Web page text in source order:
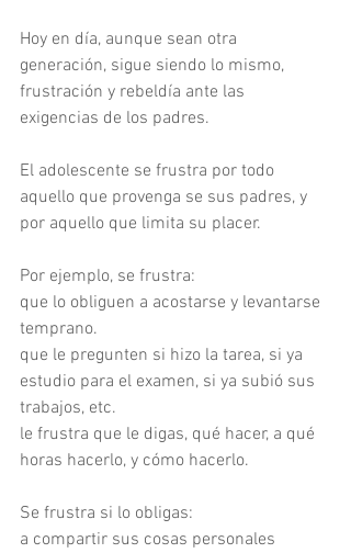
Hoy en día, aunque sean otra
generación, sigue siendo lo mismo,
frustración y rebeldía ante las
exigencias de los padres.
El adolescente se frustra por todo
aquello que provenga se sus padres, y
por aquello que limita su placer.
Por ejemplo, se frustra:
que lo obliguen a acostarse y levantarse
temprano.
que le pregunten si hizo la tarea, si ya
estudio para el examen, si ya subió sus
trabajos, etc.
le frustra que le digas, qué hacer, a qué
horas hacerlo, y cómo hacerlo.
Se frustra si lo obligas:
a compartir sus cosas personales